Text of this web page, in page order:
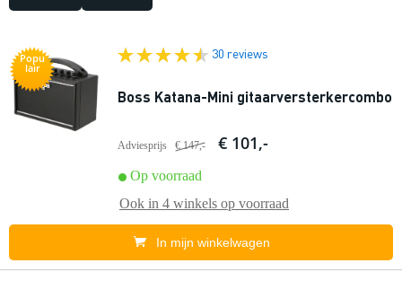
Popu
lair
30 reviews
Boss Katana-Mini gitaarversterkercombo
Adviesprijs € 147,- € 101,-
Op voorraad
Ook in 4 winkels op voorraad
In mijn winkelwagen